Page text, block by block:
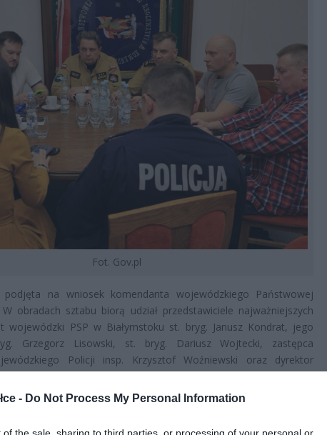
- Do Not Process My Personal Information
of the sale, sharing to third parties, or processing of your personal or
Fot. Gov.pl
podjęta na wniosek komendanta wojewódzkiego Państwowej
obradach sztabu biorą udział przedstawiciele najważniejszych
wojewódzki PSP w Białymstoku st. bryg. Janusz Kondrat, jego
Grzegorz Lisowski, st. bryg. Dariusz Wojtecki, zastępca
Policji insp. Krzysztof Woźniewski oraz dyrektor
i Zarządzania Kryzysowego PUW Tomasz Maksim. Obecni
wojska z 12. Szczecińskiej Dywizji Zmechanizowanej,
Zgrupowanie Zadaniowe Podlasie.